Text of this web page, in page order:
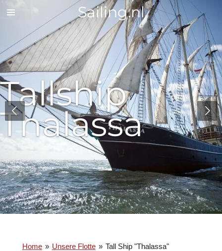
Zum
springen
Sailing.nl
Tallship
Thalassa
Home » Unsere Flotte » Tall Ship "Thalassa"